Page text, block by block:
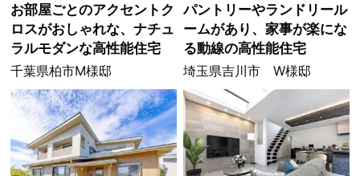
お部屋ごとのアクセントク
ロスがおしゃれな、ナチュ
ラルモダンな高性能住宅
千葉県柏市M様邸
パントリーやランドリール
ームがあり、家事が楽にな
る動線の高性能住宅
埼玉県吉川市 W様邸